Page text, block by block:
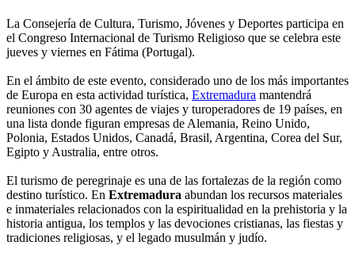
La Consejería de Cultura, Turismo, Jóvenes y Deportes participa en
el Congreso Internacional de Turismo Religioso que se celebra este
jueves y viernes en Fátima (Portugal).
En el ámbito de este evento, considerado uno de los más importantes
de Europa en esta actividad turística, Extremadura mantendrá
reuniones con 30 agentes de viajes y turoperadores de 19 países, en
una lista donde figuran empresas de Alemania, Reino Unido,
Polonia, Estados Unidos, Canadá, Brasil, Argentina, Corea del Sur,
Egipto y Australia, entre otros.
El turismo de peregrinaje es una de las fortalezas de la región como
destino turístico. En Extremadura abundan los recursos materiales
e inmateriales relacionados con la espiritualidad en la prehistoria y la
historia antigua, los templos y las devociones cristianas, las fiestas y
tradiciones religiosas, y el legado musulmán y judío.